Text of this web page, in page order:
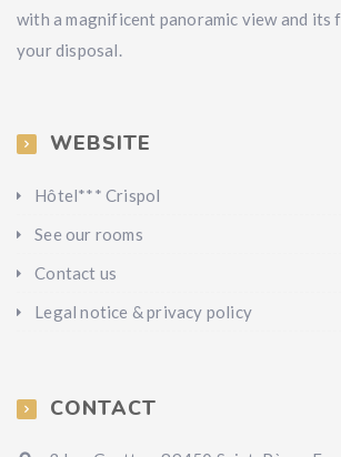
with a magnificent panoramic view and its
your disposal.
WEBSITE
Hôtel*** Crispol
See our rooms
Contact us
Legal notice & privacy policy
CONTACT